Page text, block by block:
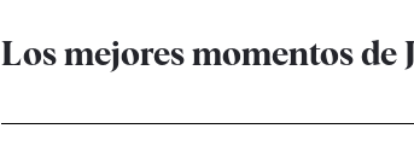
Los mejores momentos